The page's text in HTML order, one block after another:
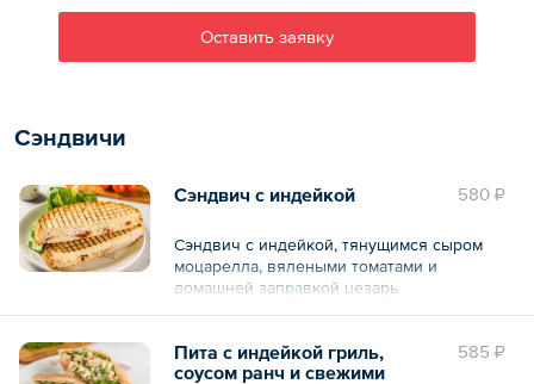
Оставить заявку
Сэндвичи
580 ₽
Сэндвич с индейкой
Сэндвич с индейкой, тянущимся сыром
моцарелла, вялеными томатами и
домашней заправкой цезарь
585 ₽
Пита с индейкой гриль,
соусом ранч и свежими